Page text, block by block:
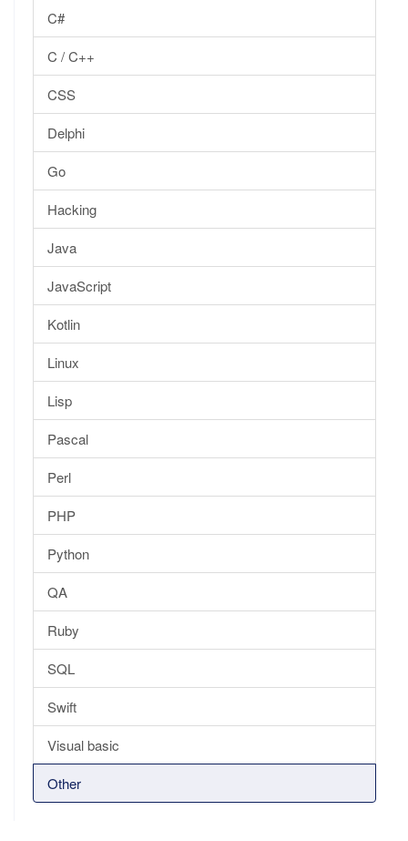
C#
C / C++
CSS
Delphi
Go
Hacking
Java
JavaScript
Kotlin
Linux
Lisp
Pascal
Perl
PHP
Python
QA
Ruby
SQL
Swift
Visual basic
Other